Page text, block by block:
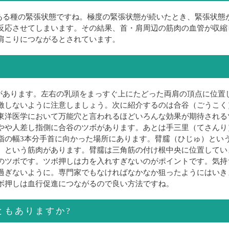
種の緊張状態ですね。極度の緊張状態が続いたとき、緊張状態
させてしまいます。その結果、首・肩周辺の筋肉の血管が収縮
りにつながるとされています。
ります。左右の乳頭をまっすぐ上にたどった両肩の頂点に位置
ないように注意しましょう。次に紹介するのは合谷（ごうこく
医学において万能穴と言われるほどいろんな効果が期待され
人差し指側に合谷のツボがあります。あとは手三里（てさん
幅3本分手首に向かった場所にあります。臂臑（ひじゅ）とい
いう筋肉があります。臂臑は三角筋の付け根中央に位置して
ボです。ツボ押しは力を入れすぎないのがポイントです。気
ないように。専門家でもなければなかなか狙ったようにはいき
しは血行促進につながるので良い方法ですね。
もありますか?